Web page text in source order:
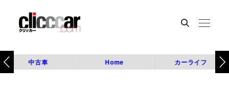
中古車 Home カーライフ